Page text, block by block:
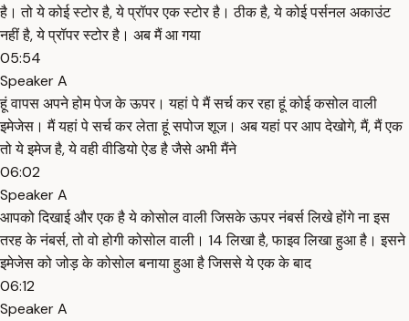
है। तो ये कोई स्टोर है, ये प्रॉपर एक स्टोर है। ठीक है, ये कोई पर्सनल अकाउंट
नहीं है, ये प्रॉपर स्टोर है। अब मैं आ गया
05:54
Speaker A
हूं वापस अपने होम पेज के ऊपर। यहां पे मैं सर्च कर रहा हूं कोई कसोल वाली
इमेजेस। मैं यहां पे सर्च कर लेता हूं सपोज शूज। अब यहां पर आप देखोगे, मैं, मैं एक
तो ये इमेज है, ये वही वीडियो ऐड है जैसे अभी मैंने
06:02
Speaker A
आपको दिखाई और एक है ये कोसोल वाली जिसके ऊपर नंबर्स लिखे होंगे ना इस
तरह के नंबर्स, तो वो होगी कोसोल वाली। 14 लिखा है, फाइव लिखा हुआ है। इसने
इमेजेस को जोड़ के कोसोल बनाया हुआ है जिससे ये एक के बाद
06:12
Speaker A